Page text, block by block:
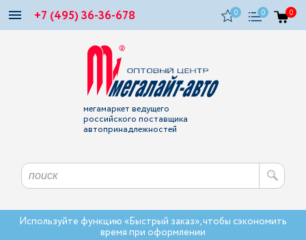
+7 (495) 36-36-678 0 0 0
мегамаркет ведущего
российского поставщика
автопринадлежностей
Используйте функцию «Быстрый заказ», чтобы сэкономить
время при оформлении